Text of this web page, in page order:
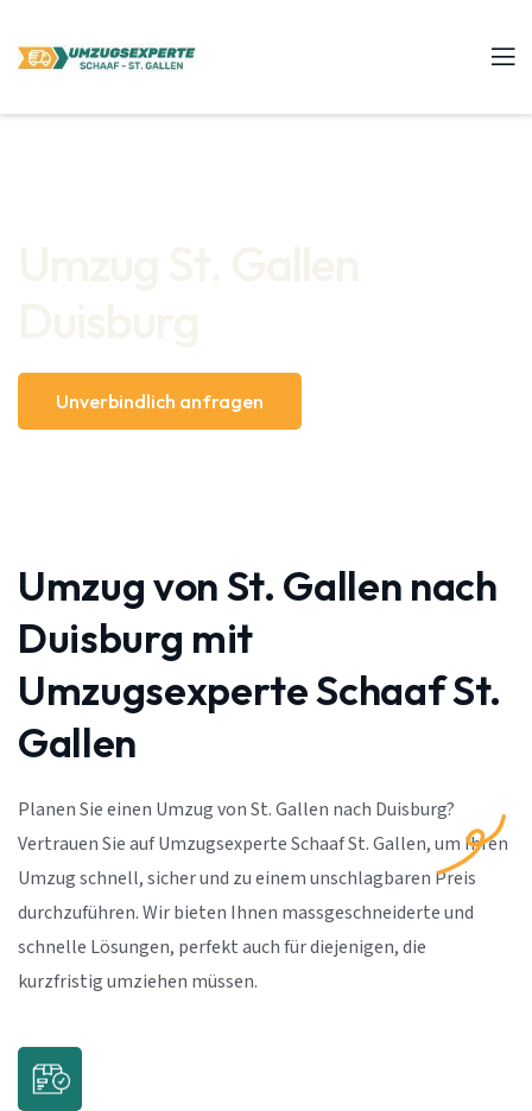
Unverbindlich anfragen
Umzug von St. Gallen nach
Duisburg mit
Umzugsexperte Schaaf St.
Gallen
Planen Sie einen Umzug von St. Gallen nach Duisburg?
Vertrauen Sie auf Umzugsexperte Schaaf St. Gallen, um Ihren
Umzug schnell, sicher und zu einem unschlagbaren Preis
durchzuführen. Wir bieten Ihnen massgeschneiderte und
schnelle Lösungen, perfekt auch für diejenigen, die
kurzfristig umziehen müssen.